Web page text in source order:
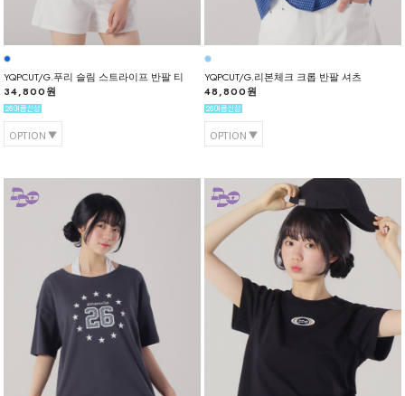
YQPCUT/G.푸리 슬림 스트라이프 반팔 티
34,800원
OPTION
YQPCUT/G.리본체크 크롭 반팔 셔츠
48,800원
OPTION